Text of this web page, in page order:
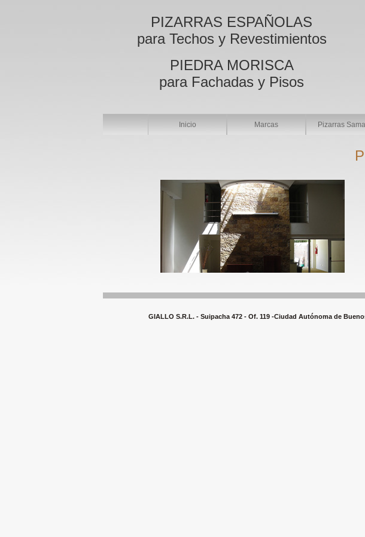
PIZARRAS ESPAÑOLAS
para Techos y Revestimientos
PIEDRA MORISCA
para Fachadas y Pisos
Inicio Marcas Pizarras
GIALLO S.R.L. - Suipacha 472 - Of. 119 -Ciudad Autónoma de